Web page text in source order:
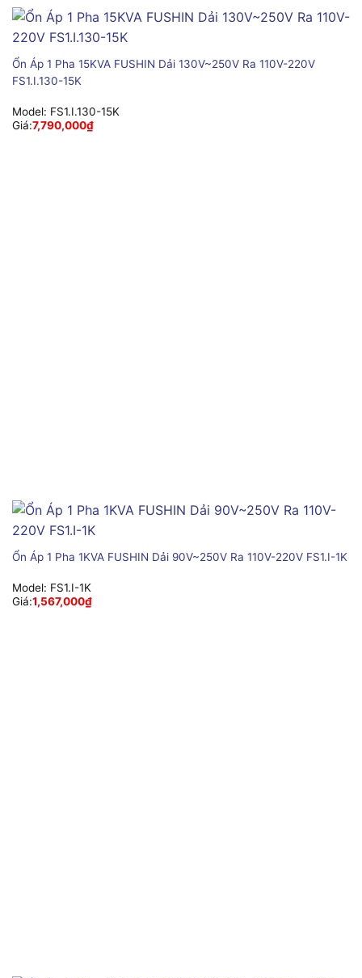
Ổn Áp 1 Pha 15KVA FUSHIN Dải 130V~250V Ra 110V-220V
FS1.I.130-15K
Model: FS1.I.130-15K
Giá:7,790,000₫
Ổn Áp 1 Pha 1KVA FUSHIN Dải 90V~250V Ra 110V-220V FS1.I-1K
Model: FS1.I-1K
Giá:1,567,000₫